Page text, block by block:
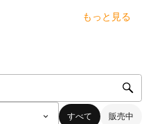
もっと見る
すべて 販売中